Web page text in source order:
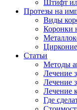
Штифт
Протезы на
Виды
Коронки
Статьи
Методы
Лечение
Лечение
Лечение
Где